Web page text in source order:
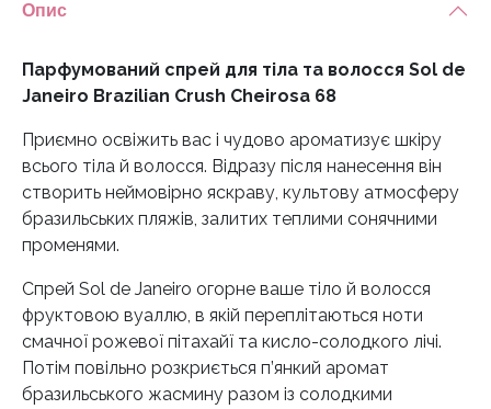
Brazilian
Cheirosa
68,
мл
кількість
Опис
Парфумований спрей для тіла та волосся Sol de
Janeiro Brazilian Crush Cheirosa 68
Приємно освіжить вас і чудово ароматизує шкіру
всього тіла й волосся. Відразу після нанесення він
створить неймовірно яскраву, культову атмосферу
бразильських пляжів, залитих теплими сонячними
променями.
Спрей Sol de Janeiro огорне ваше тіло й волосся
фруктовою вуаллю, в якій переплітаються ноти
смачної рожевої пітахайї та кисло-солодкого лічі.
Потім повільно розкриється п’янкий аромат
бразильського жасмину разом із солодкими